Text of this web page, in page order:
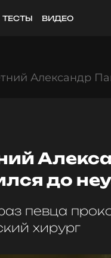
ТЕСТЫ ВИДЕО
Александр
до
певца
хирург